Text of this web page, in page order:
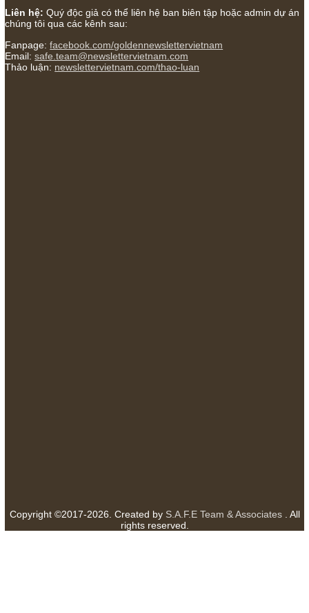
ngài Philip Fisher 27/03/2026
Trích đoạn: “Đừng bao giờ chạy theo đám đông, bởi vì
thưởng lớn nhất trong đầu tư chỉ dành cho người biết
con đường khác biệt”, ngài Philip Fisher (*)
[Châm ngôn sống] tuyệt vời của cố ngài Munger –